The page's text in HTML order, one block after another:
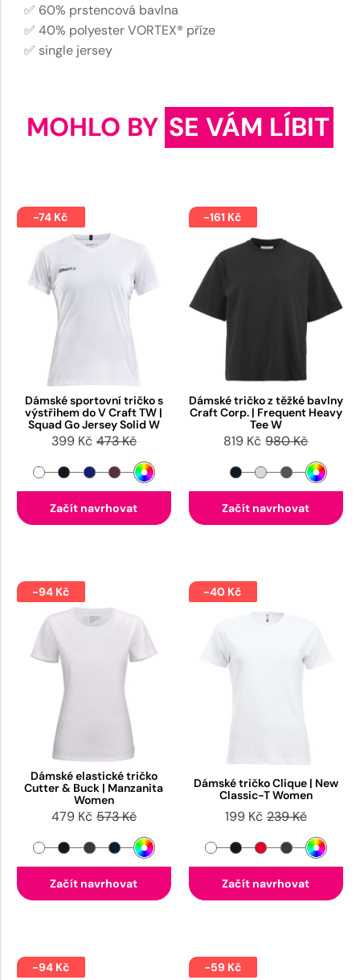
✅ 60% prstencová bavlna
✅ 40% polyester VORTEX® příze
✅ single jersey
MOHLO BY SE VÁM LÍBIT
-74 Kč
Dámské sportovní tričko s
výstřihem do V Craft TW |
Squad Go Jersey Solid W
399 Kč 473 Kč
Začít navrhovat
-161 Kč
Dámské tričko z těžké bavlny
Craft Corp. | Frequent Heavy
Tee W
819 Kč 980 Kč
Začít navrhovat
-94 Kč
Dámské elastické tričko
Cutter & Buck | Manzanita
Women
479 Kč 573 Kč
Začít navrhovat
-40 Kč
Dámské tričko Clique | New
Classic-T Women
199 Kč 239 Kč
Začít navrhovat
-94 Kč -59 Kč